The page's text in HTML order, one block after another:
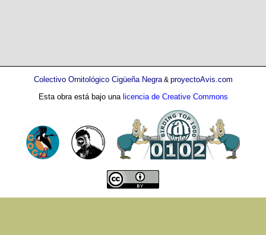
Colectivo Ornitológico Cigüeña Negra& proyectoAvis.com
Esta obra está bajo una licencia de Creative Commons